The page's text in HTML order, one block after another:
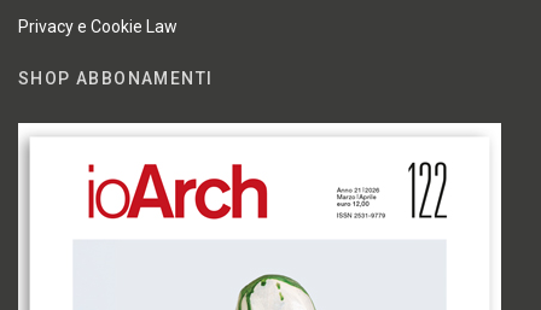
Privacy e Cookie Law
SHOP ABBONAMENTI